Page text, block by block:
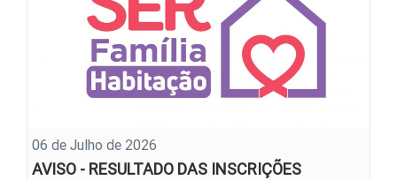
06 de Julho de 2026
AVISO - RESULTADO DAS INSCRIÇÕES